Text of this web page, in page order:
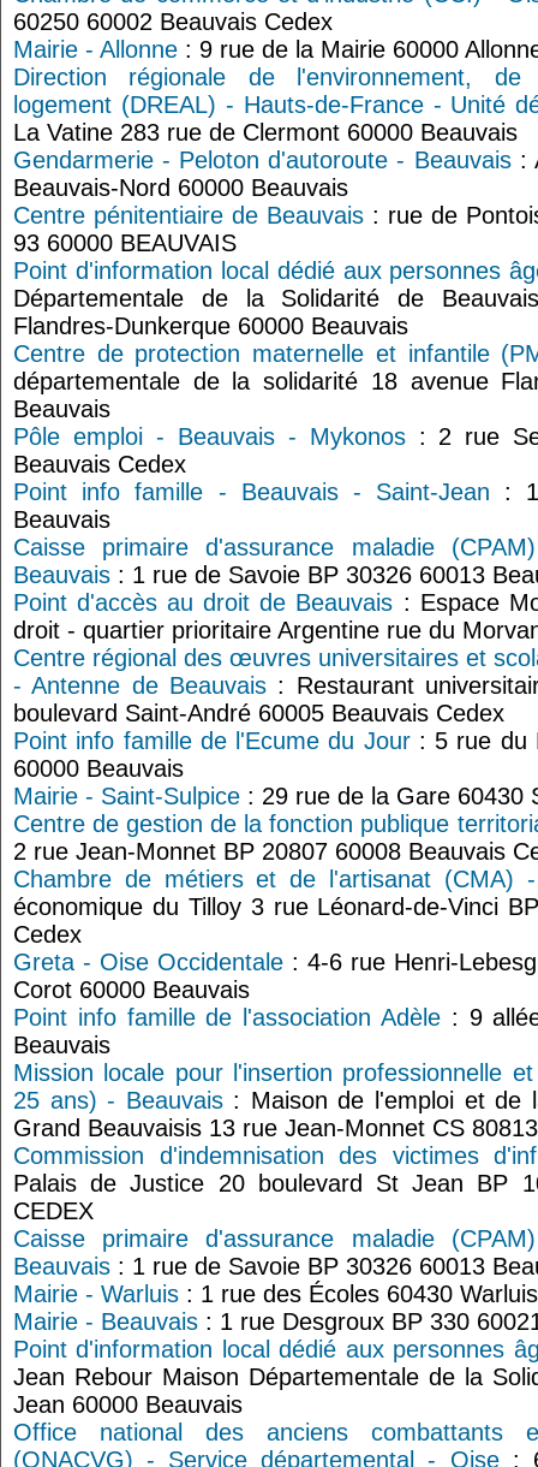
60250 60002 Beauvais Cedex
Mairie - Allonne : 9 rue de la Mairie 60000
Direction régionale de l'environnement,
logement (DREAL) - Hauts-de-France - Unité
La Vatine 283 rue de Clermont 60000 Beauvais
Gendarmerie - Peloton d'autoroute - Beauvais:
Beauvais-Nord 60000 Beauvais
Centre pénitentiaire de Beauvais : rue de
93 60000 BEAUVAIS
Point d'information local dédié aux personnes
Départementale de la Solidarité de
Flandres-Dunkerque 60000 Beauvais
Centre de protection maternelle et infantile
départementale de la solidarité 18 avenue
Beauvais
Pôle emploi - Beauvais - Mykonos: 2 rue
Beauvais Cedex
Point info famille - Beauvais - Saint-Jean :
Beauvais
Caisse primaire d'assurance maladie
Beauvais : 1 rue de Savoie BP 30326 60013
Point d'accès au droit de Beauvais : Espace
droit - quartier prioritaire Argentine rue du
Centre régional des œuvres universitaires et
- Antenne de Beauvais : Restaurant
boulevard Saint-André 60005 Beauvais Cedex
Point info famille de l'Ecume du Jour: 5 rue du
60000 Beauvais
Mairie - Saint-Sulpice : 29 rue de la Gare 60430
Centre de gestion de la fonction publique
2 rue Jean-Monnet BP 20807 60008 Beauvais
Chambre de métiers et de l'artisanat (CMA)
économique du Tilloy 3 rue Léonard-de-Vinci
Cedex
Greta - Oise Occidentale : 4-6 rue Henri-
Corot 60000 Beauvais
Point info famille de l'association Adèle : 9
Beauvais
Mission locale pour l'insertion professionnelle
25 ans) - Beauvais: Maison de l'emploi et de
Grand Beauvaisis 13 rue Jean-Monnet CS
Commission d'indemnisation des victimes
Palais de Justice 20 boulevard St Jean BP
CEDEX
Caisse primaire d'assurance maladie
Beauvais : 1 rue de Savoie BP 30326 60013
Mairie - Warluis : 1 rue des Écoles 60430 Warluis
Mairie - Beauvais : 1 rue Desgroux BP 330
Point d'information local dédié aux personnes
Jean Rebour Maison Départementale de la
Jean 60000 Beauvais
Office national des anciens combattants
(ONACVG) - Service départemental - Oise: 6